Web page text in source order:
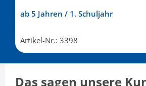
ab 5 Jahren / 1. Schuljahr
Artikel-Nr.: 3398
Das sagen unsere